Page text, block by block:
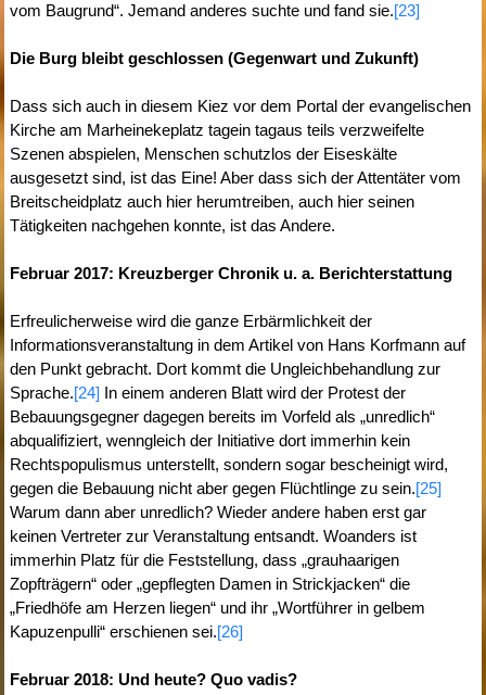
vom Baugrund“. Jemand anderes suchte und fand sie.[23]
Die Burg bleibt geschlossen (Gegenwart und Zukunft)
Dass sich auch in diesem Kiez vor dem Portal der evangelischen
Kirche am Marheinekeplatz tagein tagaus teils verzweifelte
Szenen abspielen, Menschen schutzlos der Eiseskälte
ausgesetzt sind, ist das Eine! Aber dass sich der Attentäter vom
Breitscheidplatz auch hier herumtreiben, auch hier seinen
Tätigkeiten nachgehen konnte, ist das Andere.
Februar 2017: Kreuzberger Chronik u. a. Berichterstattung
Erfreulicherweise wird die ganze Erbärmlichkeit der
Informationsveranstaltung in dem Artikel von Hans Korfmann auf
den Punkt gebracht. Dort kommt die Ungleichbehandlung zur
Sprache.[24] In einem anderen Blatt wird der Protest der
Bebauungsgegner dagegen bereits im Vorfeld als „unredlich“
abqualifiziert, wenngleich der Initiative dort immerhin kein
Rechtspopulismus unterstellt, sondern sogar bescheinigt wird,
gegen die Bebauung nicht aber gegen Flüchtlinge zu sein.[25]
Warum dann aber unredlich? Wieder andere haben erst gar
keinen Vertreter zur Veranstaltung entsandt. Woanders ist
immerhin Platz für die Feststellung, dass „grauhaarigen
Zopfträgern“ oder „gepflegten Damen in Strickjacken“ die
„Friedhöfe am Herzen liegen“ und ihr „Wortführer in gelbem
Kapuzenpulli“ erschienen sei.[26]
Februar 2018: Und heute? Quo vadis?